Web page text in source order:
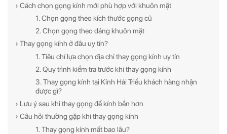
› Cách chọn gọng kính mới phù hợp với khuôn mặt
1. Chọn gọng theo kích thước gọng cũ
2. Chọn gọng theo dáng khuôn mặt
› Thay gọng kính ở đâu uy tín?
1. Tiêu chí lựa chọn địa chỉ thay gọng kính uy tín
2. Quy trình kiểm tra trước khi thay gọng kính
3. Thay gọng kính tại Kính Hải Triều khách hàng nhận
được gì?
› Lưu ý sau khi thay gọng để kính bền hơn
› Câu hỏi thường gặp khi thay gọng kính
1. Thay gọng kính mất bao lâu?
ĐĂNG KÝ NGAY ĐỂ NHẬN
Những thông tin hữu ích & ưu đãi đặc biệt dành riêng
cho bạn!
ĐĂNG KÝ NGAY ĐỂ NHẬN
Những thông tin hữu ích và ưu đãi quà tặng dành riêng
cho bạn!